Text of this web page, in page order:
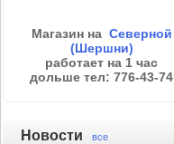
Магазин на Северной
(Шершни)
работает на 1 час
дольше тел: 776-43-74
Новости все